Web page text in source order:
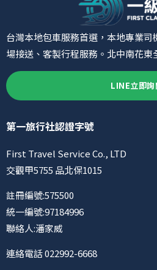
台灣本地包車服務首選，本地專業
場接送、客製行程服務。北中南花東
LINE立即詢
第一旅行社認證字號
First Travel Service Co., LTD
交觀甲5755 品北保1015
註冊編號:575500
統一編號:97184996
聯絡人:潘家威
連絡電話 022992-6668